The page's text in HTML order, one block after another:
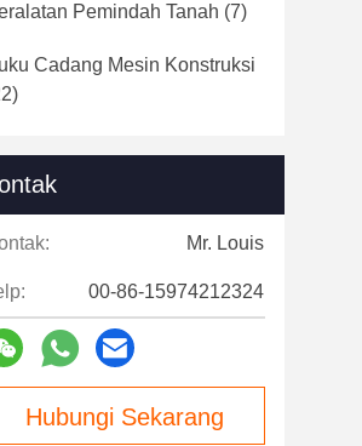
Pemindah Tanah (7)
Cadang Mesin Konstruksi
Mr. Louis
00-86-15974212324
Hubungi Sekarang